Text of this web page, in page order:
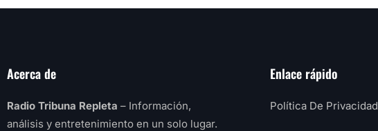
Acerca de
Radio Tribuna Repleta – Información,
análisis y entretenimiento en un solo lugar.
Enlace rápido
Política De Privacidad